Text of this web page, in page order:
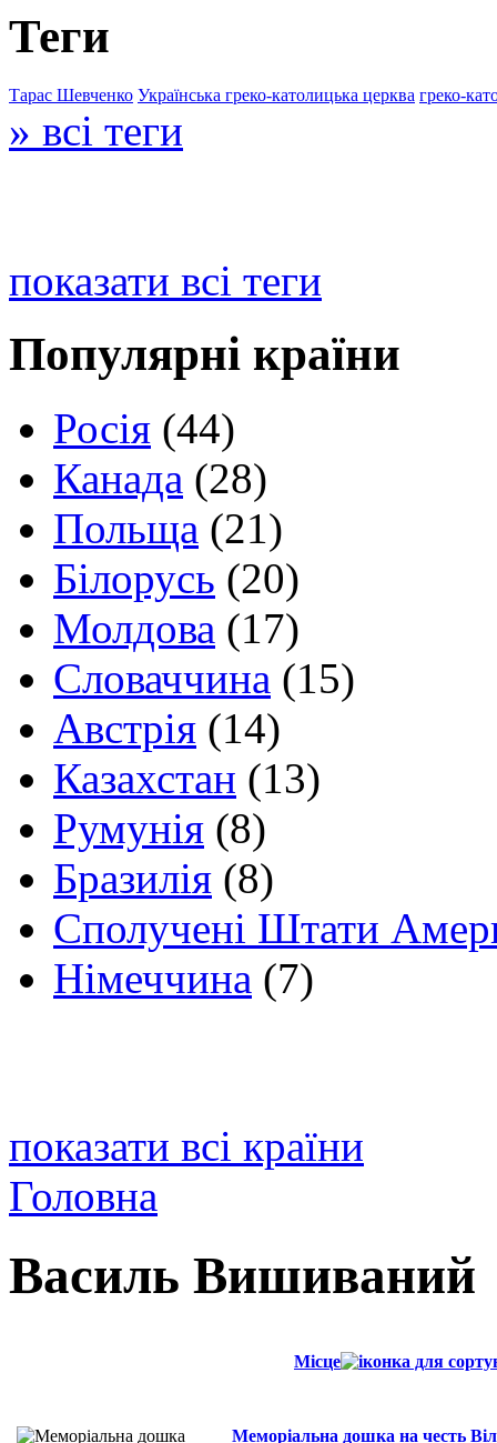
Теги
Тарас Шевченко Українська греко-католицька церква греко-
» всі теги
показати всі теги
Популярні країни
Росія (44)
Канада (28)
Польща (21)
Білорусь (20)
Молдова (17)
Словаччина (15)
Австрія (14)
Казахстан (13)
Румунія (8)
Бразилія (8)
Сполучені Штати
Німеччина (7)
показати всі країни
Головна
Василь Вишиваний
Місце
Меморіальна дошка на честь